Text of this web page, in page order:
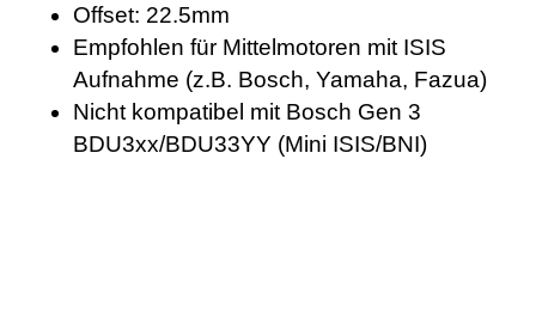
Offset: 22.5mm
Empfohlen für Mittelmotoren mit ISIS
Aufnahme (z.B. Bosch, Yamaha, Fazua)
Nicht kompatibel mit Bosch Gen 3
BDU3xx/BDU33YY (Mini ISIS/BNI)